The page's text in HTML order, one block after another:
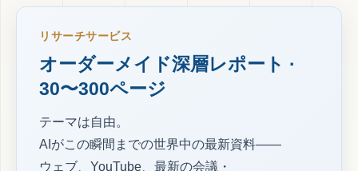
リサーチサービス
オーダーメイド深層レポート ·
30〜300ページ
テーマは自由。
AIがこの瞬間までの世界中の最新資料——
ウェブ、YouTube、最新の会議・